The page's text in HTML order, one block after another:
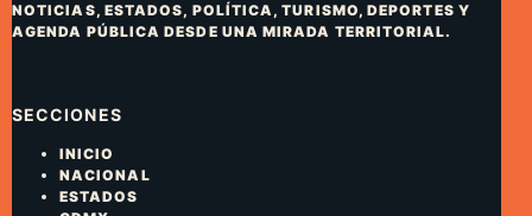
NOTICIAS, ESTADOS, POLÍTICA, TURISMO, DEPORTES Y
AGENDA PÚBLICA DESDE UNA MIRADA TERRITORIAL.
SECCIONES
INICIO
NACIONAL
ESTADOS